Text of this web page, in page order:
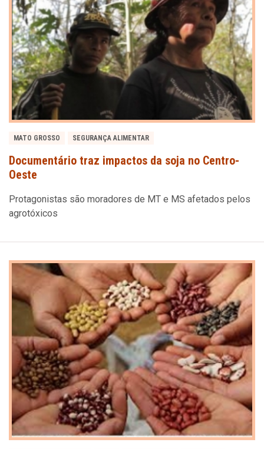
MATO GROSSO SEGURANÇA ALIMENTAR
Documentário traz impactos da soja no Centro-
Oeste
Protagonistas são moradores de MT e MS afetados pelos
agrotóxicos